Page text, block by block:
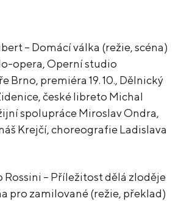
– Domácí válka (režie, scéna)
opera, Operní studio
Brno, premiéra 19. 10., Dělnický
české libreto Michal
spolupráce Miroslav Ondra,
Krejčí, choreografie Ladislava
Rossini – Příležitost dělá zloděje
pro zamilované (režie, překlad)